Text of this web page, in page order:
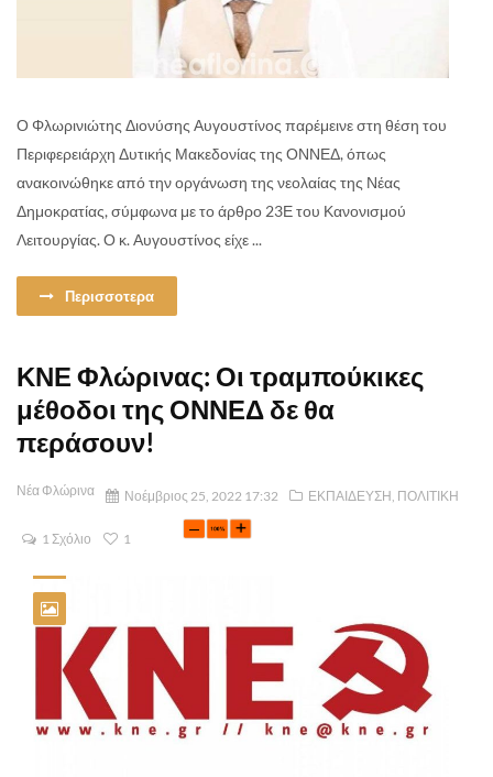
Ο Φλωρινιώτης Διονύσης Αυγουστίνος παρέμεινε στη θέση του
Περιφερειάρχη Δυτικής Μακεδονίας της ΟΝΝΕΔ, όπως
ανακοινώθηκε από την οργάνωση της νεολαίας της Νέας
Δημοκρατίας, σύμφωνα με το άρθρο 23Ε του Κανονισμού
Λειτουργίας. Ο κ. Αυγουστίνος είχε ...
Περισσοτερα
ΚΝΕ Φλώρινας: Οι τραμπούκικες
μέθοδοι της ΟΝΝΕΔ δε θα
περάσουν!
Νέα Φλώρινα Νοέμβριος 25, 2022 17:32 ΕΚΠΑΙΔΕΥΣΗ ΠΟΛΙΤΙΚΗ
1 Σχόλιο 1